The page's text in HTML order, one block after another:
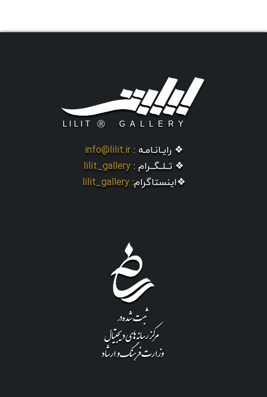
❖ رایـانـامـه : info@lilit.ir
❖ تــلــگــرام : lilit_gallery
❖اینستاگرام: lilit_gallery